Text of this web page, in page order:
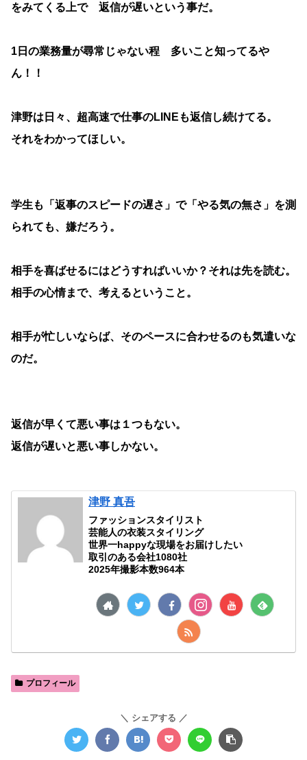
をみてくる上で 返信が遅いという事だ。
1日の業務量が尋常じゃない程 多いこと知ってるや
ん！！
津野は日々、超高速で仕事のLINEも返信し続けてる。
それをわかってほしい。
学生も「返事のスピードの遅さ」で「やる気の無さ」を測
られても、嫌だろう。
相手を喜ばせるにはどうすればいいか？それは先を読む。
相手の心情まで、考えるということ。
相手が忙しいならば、そのペースに合わせるのも気遣いな
のだ。
返信が早くて悪い事は１つもない。
返信が遅いと悪い事しかない。
津野 真吾
ファッションスタイリスト
芸能人の衣装スタイリング
世界一happyな現場をお届けしたい
取引のある会社1080社
2025年撮影本数964本
プロフィール
シェアする